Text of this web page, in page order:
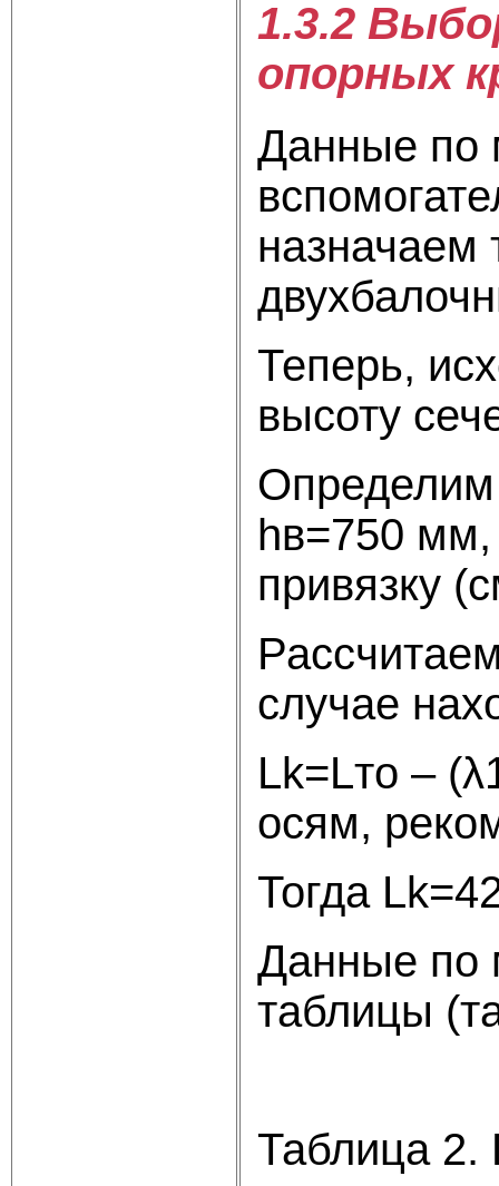
1.3.2
опорных
Данные по
назначаем
Теперь,
высоту
Определим
hв=750
привязку
случае
Lk=Lто –
осям,
Тогда
Данные по
таблицы
Таблица 2.